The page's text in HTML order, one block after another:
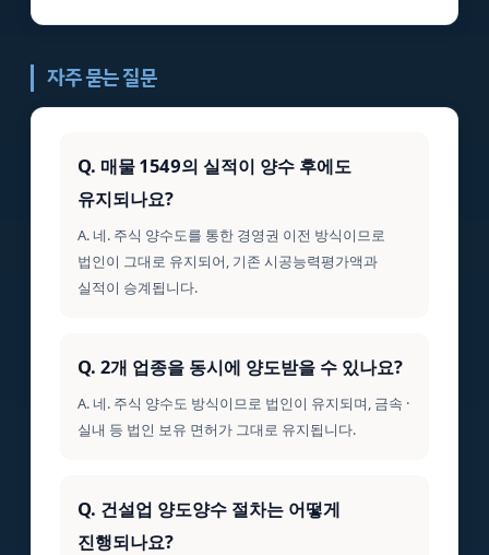
자주 묻는 질문
Q. 매물 1549의 실적이 양수 후에도
유지되나요?
A. 네. 주식 양수도를 통한 경영권 이전 방식이므로
법인이 그대로 유지되어, 기존 시공능력평가액과
실적이 승계됩니다.
Q. 2개 업종을 동시에 양도받을 수 있나요?
A. 네. 주식 양수도 방식이므로 법인이 유지되며, 금속 ·
실내 등 법인 보유 면허가 그대로 유지됩니다.
Q. 건설업 양도양수 절차는 어떻게
진행되나요?